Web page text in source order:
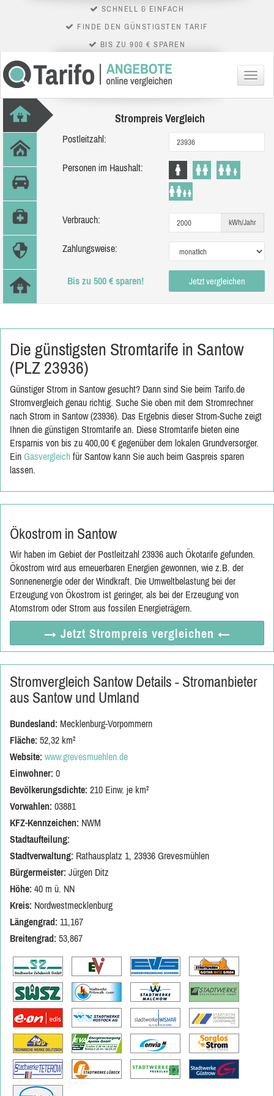
SCHNELL & EINFACH
FINDE DEN GÜNSTIGSTEN TARIF
BIS ZU 900 € SPAREN
Menü
Strompreis Vergleich
Postleitzahl:
Personen im Haushalt:
Verbrauch: kWh/Jahr
Zahlungsweise:
Bis zu 500 € sparen! Jetzt vergleichen
Die günstigsten Stromtarife in Santow
(PLZ 23936)
Günstiger Strom in Santow gesucht? Dann sind Sie beim Tarifo.de
Stromvergleich genau richtig. Suche Sie oben mit dem Stromrechner
nach Strom in Santow (23936). Das Ergebnis dieser Strom-Suche zeigt
Ihnen die günstigen Stromtarife an. Diese Stromtarife bieten eine
Ersparnis von bis zu 400,00 € gegenüber dem lokalen Grundversorger.
Ein Gasvergleich für Santow kann Sie auch beim Gaspreis sparen
lassen.
Ökostrom in Santow
Wir haben im Gebiet der Postleitzahl 23936 auch Ökotarife gefunden.
Ökostrom wird aus erneuerbaren Energien gewonnen, wie z.B. der
Sonnenenergie oder der Windkraft. Die Umweltbelastung bei der
Erzeugung von Ökostrom ist geringer, als bei der Erzeugung von
Atomstrom oder Strom aus fossilen Energieträgern.
→ Jetzt Strompreis vergleichen ←
Stromvergleich Santow Details - Stromanbieter
aus Santow und Umland
Bundesland: Mecklenburg-Vorpommern
Fläche: 52,32 km²
Website: www.grevesmuehlen.de
Einwohner: 0
Bevölkerungsdichte: 210 Einw. je km²
Vorwahlen: 03881
KFZ-Kennzeichen: NWM
Stadtaufteilung:
Stadtverwaltung: Rathausplatz 1, 23936 Grevesmühlen
Bürgermeister: Jürgen Ditz
Höhe: 40 m ü. NN
Kreis: Nordwestmecklenburg
Längengrad: 11,167
Breitengrad: 53,867